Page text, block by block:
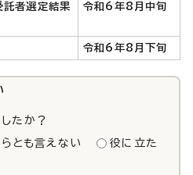
託者選定結果
令和6年8月中旬
令和6年8月下旬
たか？
とも言えない
役に立た